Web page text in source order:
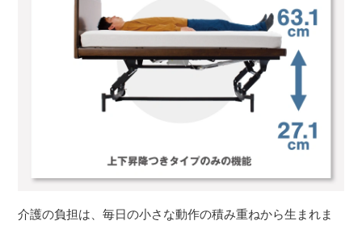
介護の負担は、毎日の小さな動作の積み重ねから生まれま